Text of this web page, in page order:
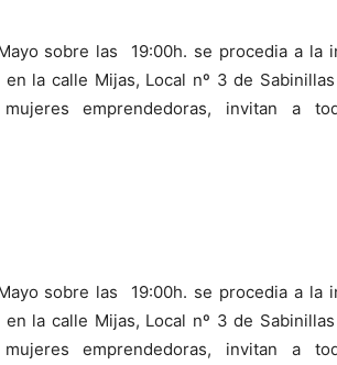
sobre las 19:00h. se procedia a la
en la calle Mijas, Local nº 3 de
mujeres emprendedoras, invitan a
sobre las 19:00h. se procedia a la
en la calle Mijas, Local nº 3 de
mujeres emprendedoras, invitan a